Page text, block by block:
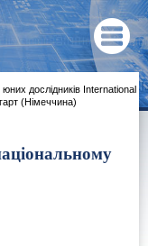
дослідників International
(Німеччина)